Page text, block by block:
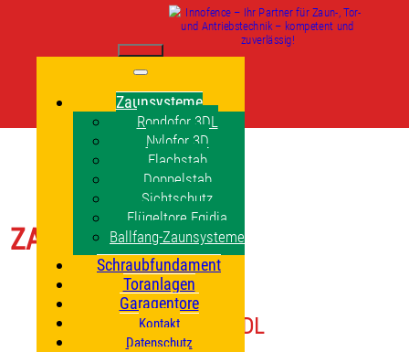
Zaunsysteme
Rondofor 3DL
Nylofor 3D
Flachstab
Doppelstab
Sichtschutz
Flügeltore Egidia
Ballfang-Zaunsysteme
Schraubfundament
Toranlagen
Garagentore
Kontakt
Datenschutz
ZAUNSYSTEME
Rondofor 3DL